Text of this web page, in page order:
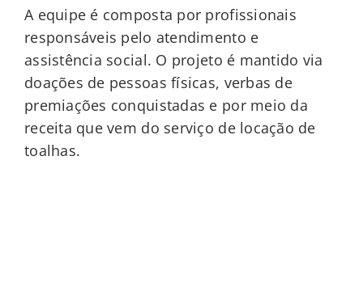
A equipe é composta por profissionais
responsáveis pelo atendimento e
assistência social. O projeto é mantido via
doações de pessoas físicas, verbas de
premiações conquistadas e por meio da
receita que vem do serviço de locação de
toalhas.